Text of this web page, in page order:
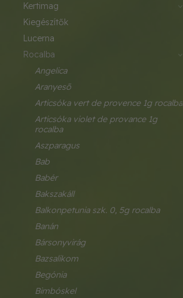
kertimag
kiegészítők
lucerna
rocalba
angelica
aranyeső
articsóka vert de provence 1g rocalba
articsóka violet de provance 1g
rocalba
aszparagus
bab
babér
bakszakáll
balkonpetunia szk. 0, 5g rocalba
banán
bársonyvirág
bazsalikom
begónia
bimbóskel